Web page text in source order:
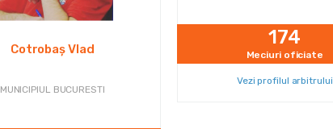
Cotrobaș Vlad
MUNICIPIUL BUCURESTI
174
Meciuri oficiate
Vezi profilul arbitrului